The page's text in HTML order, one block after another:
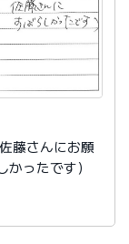
藤さんにお願
ったです）